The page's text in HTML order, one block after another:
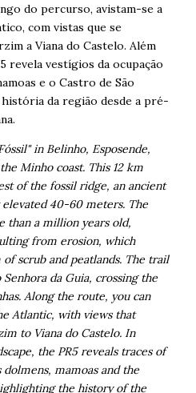
do percurso, avistam-se a
com vistas que se
a Viana do Castelo. Além
revela vestígios da ocupação
e o Castro de São
da região desde a pré-
in Belinho, Esposende,
Minho coast. This 12 km
of the fossil ridge, an ancient
40-60 meters. The
than a million years old,
from erosion, which
scrub and peatlands. The trail
da Guia, crossing the
Along the route, you can
Atlantic, with views that
to Viana do Castelo. In
the PR5 reveals traces of
mamoas and the
the history of the